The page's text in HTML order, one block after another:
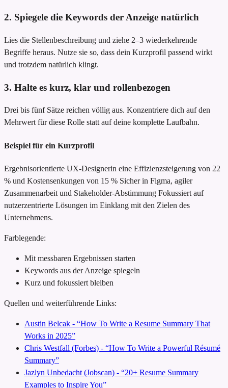
2. Spiegele die Keywords der Anzeige natürlich
Lies die Stellenbeschreibung und ziehe 2–3 wiederkehrende
Begriffe heraus. Nutze sie so, dass dein Kurzprofil passend wirkt
und trotzdem natürlich klingt.
3. Halte es kurz, klar und rollenbezogen
Drei bis fünf Sätze reichen völlig aus. Konzentriere dich auf den
Mehrwert für diese Rolle statt auf deine komplette Laufbahn.
Beispiel für ein Kurzprofil
Ergebnisorientierte UX-Designerin eine Effizienzsteigerung von 22
% und Kostensenkungen von 15 % Sicher in Figma, agiler
Zusammenarbeit und Stakeholder-Abstimmung Fokussiert auf
nutzerzentrierte Lösungen im Einklang mit den Zielen des
Unternehmens.
Farblegende:
Mit messbaren Ergebnissen starten
Keywords aus der Anzeige spiegeln
Kurz und fokussiert bleiben
Quellen und weiterführende Links:
Austin Belcak - “How To Write a Resume Summary That
Works in 2025”
Chris Westfall (Forbes) - “How To Write a Powerful Résumé
Summary”
Jazlyn Unbedacht (Jobscan) - “20+ Resume Summary
Examples to Inspire You”